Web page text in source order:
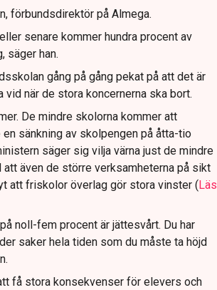
förbundsdirektör på Almega.
senare kommer hundra procent av
säger han.
gång på gång pekat på att det är
när de stora koncernerna ska bort.
De mindre skolorna kommer att
sänkning av skolpengen på åtta-tio
säger sig vilja värna just de mindre
även de större verksamheterna på sikt
att friskolor överlag gör stora vinster (Läs
noll-fem procent är jättesvårt. Du har
saker hela tiden som du måste ta höjd
få stora konsekvenser för elevers och